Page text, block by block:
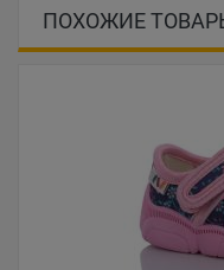
ПОХОЖИЕ